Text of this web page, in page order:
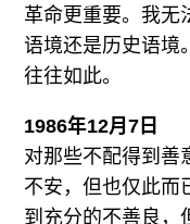
革命更重要。我无
语境还是历史语境
往往如此。
1986年12月7日
对那些不配得到善
不安，但也仅此而
到充分的不善良，